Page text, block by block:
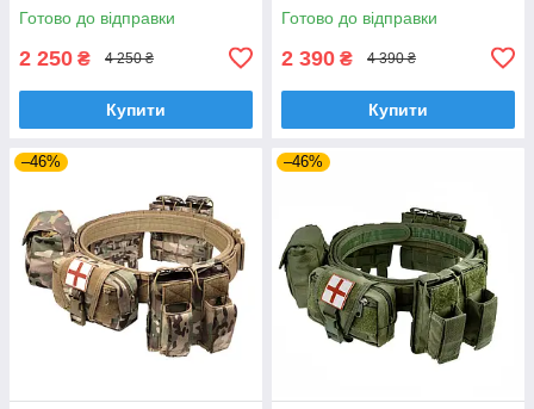
Готово до відправки
2 250 ₴ 4 250 ₴
Купити
Готово до відправки
2 390 ₴ 4 390 ₴
Купити
–46% –46%